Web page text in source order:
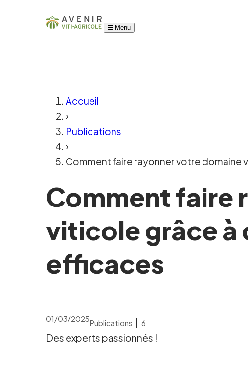
Menu
Accueil
›
Publications
›
Comment faire rayonner votre
Comment faire
viticole grâce à
efficaces
01/03/2025Publications |6
Des experts passionnés !